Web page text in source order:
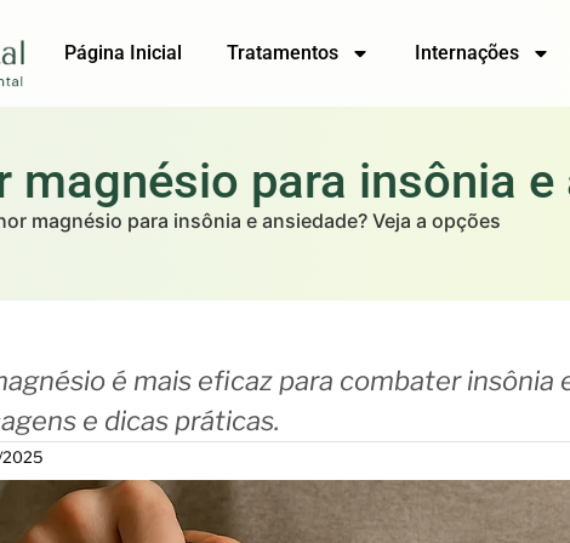
Página Inicial Tratamentos Internações
magnésio para insônia
magnésio para insônia e ansiedade? Veja a opções
é mais eficaz para combater
e dicas práticas.